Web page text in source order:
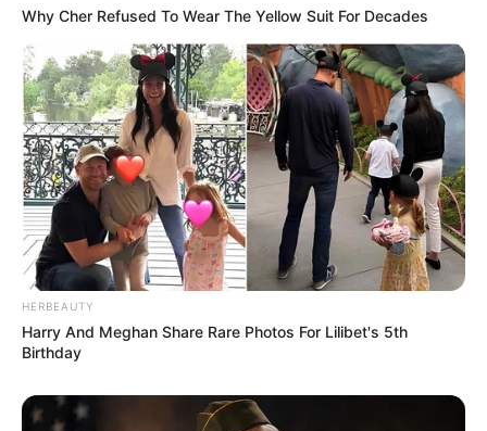
3. Bersiap-siap di belakang panggung untuk membawakan
Why Cher Refused To Wear The Yellow Suit For Decades
HERBEAUTY
Harry And Meghan Share Rare Photos For Lilibet's 5th
Birthday